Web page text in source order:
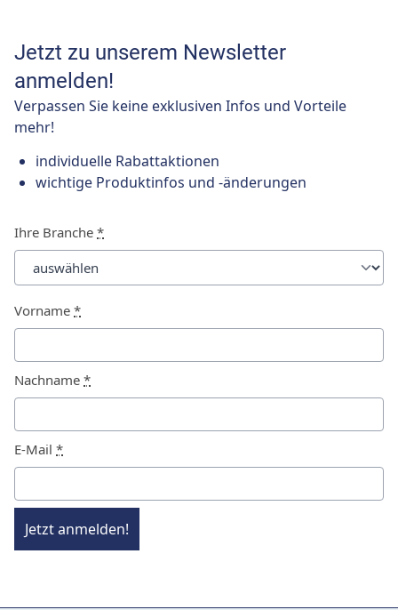
Jetzt zu unserem Newsletter
anmelden!
Verpassen Sie keine exklusiven Infos und Vorteile
mehr!
individuelle Rabattaktionen
wichtige Produktinfos und -änderungen
Ihre Branche *
Vorname *
Nachname *
E-Mail *
Jetzt anmelden!